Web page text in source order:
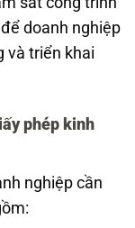
doanh nghiệp
và triển khai
phép kinh
nghiệp cần